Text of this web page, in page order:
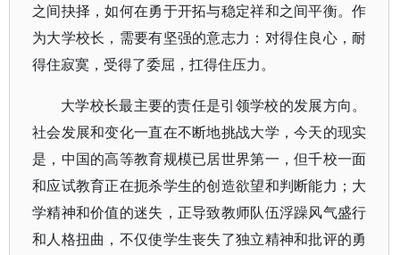
之间抉择，如何在勇于开拓与稳定祥和之间平衡。作
为大学校长，需要有坚强的意志力：对得住良心，耐
得住寂寞，受得了委屈，扛得住压力。
大学校长最主要的责任是引领学校的发展方向。
社会发展和变化一直在不断地挑战大学，今天的现实
是，中国的高等教育规模已居世界第一，但千校一面
和应试教育正在扼杀学生的创造欲望和判断能力；大
学精神和价值的迷失，正导致教师队伍浮躁风气盛行
和人格扭曲，不仅使学生丧失了独立精神和批评的勇